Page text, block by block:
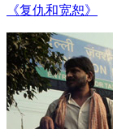
《复仇和宽恕》